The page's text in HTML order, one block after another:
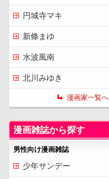
円城寺マキ
新條まゆ
水波風南
北川みゆき
漫画家一覧へ
漫画雑誌から探す
男性向け漫画雑誌
少年サンデー